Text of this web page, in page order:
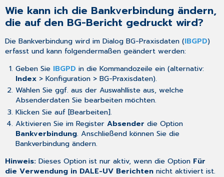
die
Bankverbindung
ändern,
die
auf
den
BG-
Bericht
gedruckt
wird?
Wie
ermittle
ich
das
Institutionskennzeichen
(IKZ)?
Wie
Wie kann ich die Bankverbindung ändern,
die auf den BG-Bericht gedruckt wird?
Die Bankverbindung wird im Dialog BG-Praxisdaten (IBGPD)
erfasst und kann folgendermaßen geändert werden:
Geben Sie IBGPD in die Kommandozeile ein (alternativ:
Index> Konfiguration > BG-Praxisdaten).
Wählen Sie ggf. aus der Auswahlliste aus, welche
Absenderdaten Sie bearbeiten möchten.
Klicken Sie auf [Bearbeiten].
Aktivieren Sie im Register Absender die Option
Bankverbindung. Anschließend können Sie die
Bankverbindung ändern.
Hinweis:Dieses Option ist nur aktiv, wenn die Option Für
die Verwendung in DALE-UV Berichten nicht aktiviert ist.